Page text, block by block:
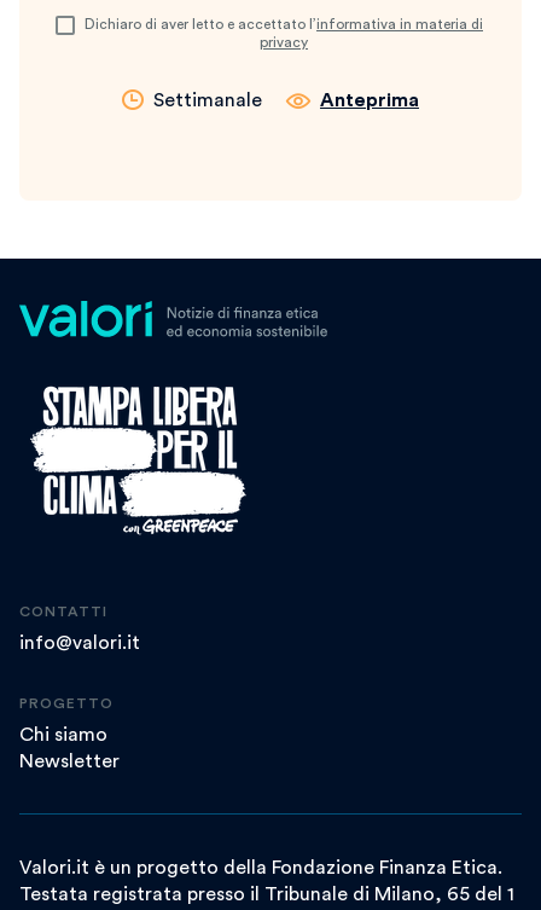
Dichiaro di aver letto e accettato l’informativa in materia di
privacy
Settimanale Anteprima
CONTATTI
info@valori.it
PROGETTO
Chi siamo
Newsletter
Valori.it è un progetto della Fondazione Finanza Etica.
Testata registrata presso il Tribunale di Milano, 65 del 1